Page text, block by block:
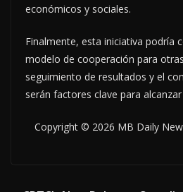
económicos y sociales.
Finalmente, esta iniciativa podría
modelo de cooperación para
seguimiento de resultados y el
serán factores clave para
Copyright © 2026 MB Daily